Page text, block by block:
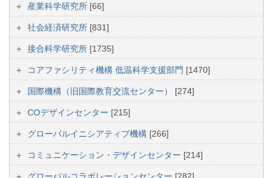
産業科学研究所 [66]
社会経済研究所 [831]
接合科学研究所 [1735]
コアファシリティ機構 低温科学支援部門 [1470]
国際機構（旧国際教育交流センター） [274]
COデザインセンター [215]
グローバルイニシアティブ機構 [266]
コミュニケーション・デザインセンター [214]